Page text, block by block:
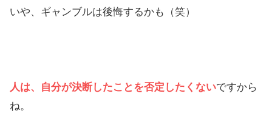
いや、ギャンブルは後悔するかも（笑）
人は、自分が決断したことを否定したくないですから
ね。